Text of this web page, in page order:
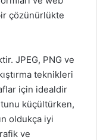
çözünürlükte
JPEG, PNG ve
teknikleri
için idealdir
küçültürken,
oldukça iyi
ve